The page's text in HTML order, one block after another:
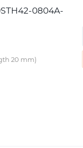
0804A-
20 mm)